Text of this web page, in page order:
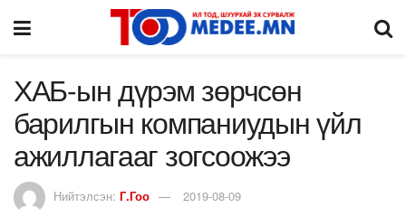
ХАБ-ын дүрэм зөрчсөн
барилгын компаниудын үйл
ажиллагааг зогсоожээ
Нийтэлсэн: Г.Гоо 2019-08-09